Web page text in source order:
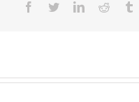
facebooktwitterlinkedinreddit